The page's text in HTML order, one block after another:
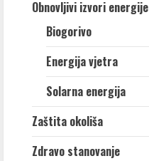
Obnovljivi izvori energije
Biogorivo
Energija vjetra
Solarna energija
Zaštita okoliša
Zdravo stanovanje